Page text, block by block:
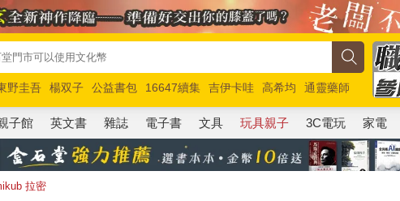
野圭吾 楊双子 公益書包 16647續集 吉伊卡哇 高希均
通靈藥師
賽 路邊攤新作 馬斯克 玩具總動員5 超慢跑
子館 英文書 雜誌 電子書 文具 玩具親子 3C電玩 家電
拉密